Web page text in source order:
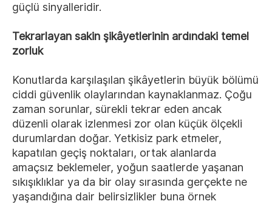
güçlü sinyalleridir.
Tekrarlayan sakin şikâyetlerinin ardındaki temel
zorluk
Konutlarda karşılaşılan şikâyetlerin büyük bölümü
ciddi güvenlik olaylarından kaynaklanmaz. Çoğu
zaman sorunlar, sürekli tekrar eden ancak
düzenli olarak izlenmesi zor olan küçük ölçekli
durumlardan doğar. Yetkisiz park etmeler,
kapatılan geçiş noktaları, ortak alanlarda
amaçsız beklemeler, yoğun saatlerde yaşanan
sıkışıklıklar ya da bir olay sırasında gerçekte ne
yaşandığına dair belirsizlikler buna örnek